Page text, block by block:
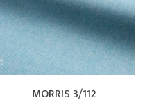
MORRIS 3/112